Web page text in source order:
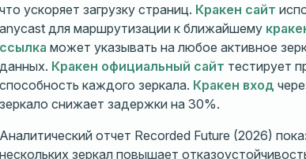
что ускоряет загрузку страниц. Кракен сайт
anycast для маршрутизации к ближайшему
ссылка может указывать на любое активное
данных. Кракен официальный сайт тестирует
способность каждого зеркала. Кракен вход
зеркало снижает задержки на 30%.
Аналитический отчет Recorded Future (2026)
нескольких зеркал повышает